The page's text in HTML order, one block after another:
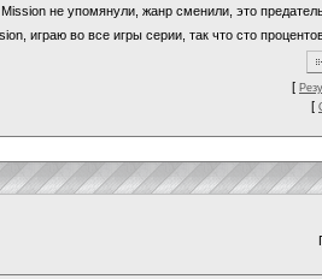
не упомянули, жанр сменили, это
играю во все игры серии, так что сто
[
[